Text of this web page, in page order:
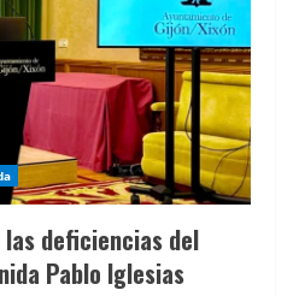
deficiencias del
Pablo Iglesias